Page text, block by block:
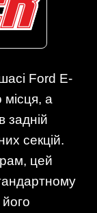
Ford E-
а
задній
секцій.
цей